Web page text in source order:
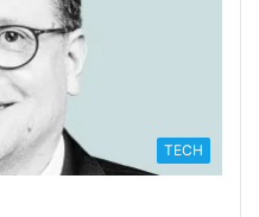
TECH